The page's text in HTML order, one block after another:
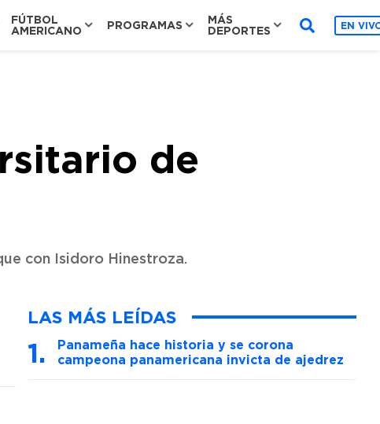
FÚTBOL
AMERICANO
PROGRAMAS
MÁS
DEPORTES
EN
de
con Isidoro Hinestroza.
LAS MÁS LEÍDAS
Panameña hace historia y se corona
campeona panamericana invicta de ajedrez